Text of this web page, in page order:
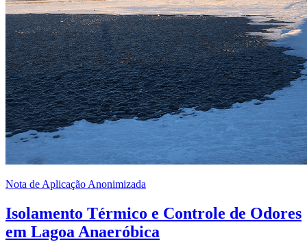
Nota de Aplicação Anonimizada
Isolamento Térmico e Controle de Odores
em Lagoa Anaeróbica